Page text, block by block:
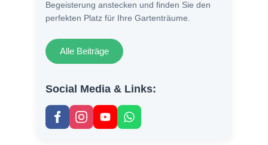
Begeisterung anstecken und finden Sie den
perfekten Platz für Ihre Gartenträume.
Alle Beiträge
Social Media & Links: